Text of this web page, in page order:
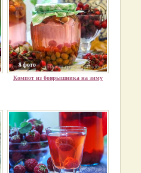
8 фото
Компот из боярышника на зиму